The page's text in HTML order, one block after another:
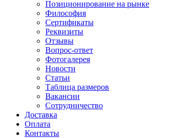
Позиционирование на рынке
Философия
Сертификаты
Реквизиты
Отзывы
Вопрос-ответ
Фотогалерея
Новости
Статьи
Таблица размеров
Вакансии
Сотрудничество
Доставка
Оплата
Контакты